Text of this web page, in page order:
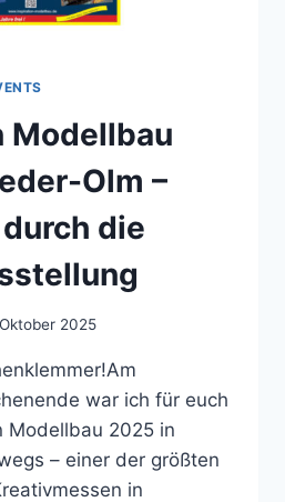
Modellbau
Olm –
die
2025
war ich für euch
Modellbau 2025 in
– einer der größten
in